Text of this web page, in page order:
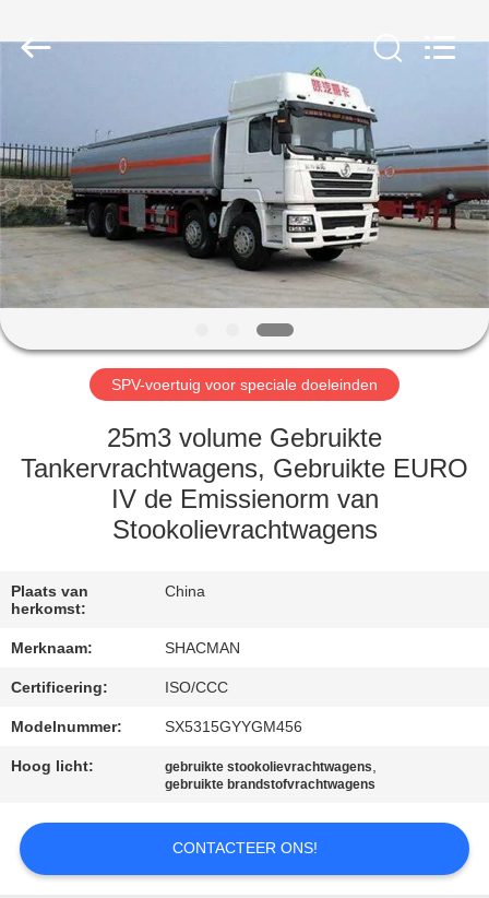
PRODUCTEN
ONGEVEER
ONS
FABRIEKSREIS
KWALITEITSCONTROLE
CONTACTEER
VERZOEK
OM EEN
SITEMAP
CO.,
SPV-voertuig voor speciale doeleinden
25m3 volume Gebruikte
Tankervrachtwagens, Gebruikte EURO
IV de Emissienorm van
Stookolievrachtwagens
Plaats van
herkomst:
China
Merknaam: SHACMAN
Certificering: ISO/CCC
Modelnummer: SX5315GYYGM456
Hoog licht: gebruikte stookolievrachtwagens,
gebruikte brandstofvrachtwagens
CONTACTEER ONS!